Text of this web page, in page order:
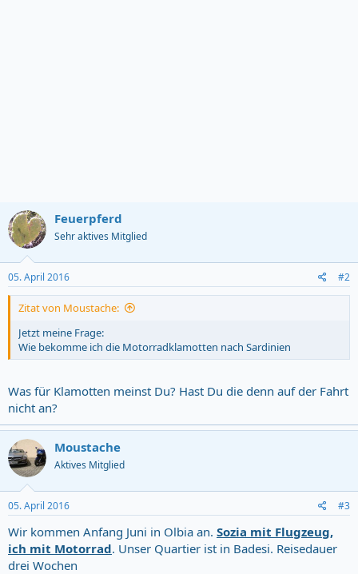
Feuerpferd
Sehr aktives Mitglied
05. April 2016 #2
Zitat von Moustache:
Jetzt meine Frage:
Wie bekomme ich die Motorradklamotten nach Sardinien
Was für Klamotten meinst Du? Hast Du die denn auf der Fahrt
nicht an?
Moustache
Aktives Mitglied
05. April 2016 #3
Wir kommen Anfang Juni in Olbia an. Sozia mit Flugzeug,
ich mit Motorrad. Unser Quartier ist in Badesi. Reisedauer
drei Wochen